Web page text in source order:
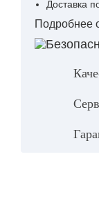
Доставка
Подробнее